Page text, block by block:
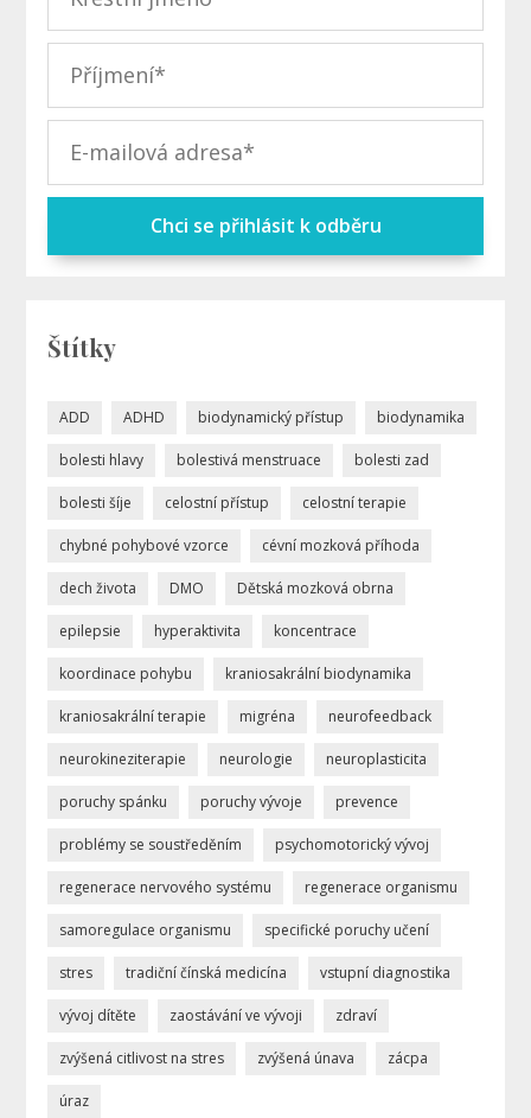
Chci se přihlásit k odběru
Štítky
ADD ADHD biodynamický přístup biodynamika
bolesti hlavy bolestivá menstruace bolesti zad
bolesti šíje celostní přístup celostní terapie
chybné pohybové vzorce cévní mozková příhoda
dech života DMO Dětská mozková obrna
epilepsie hyperaktivita koncentrace
koordinace pohybu kraniosakrální biodynamika
kraniosakrální terapie migréna neurofeedback
neurokineziterapie neurologie neuroplasticita
poruchy spánku poruchy vývoje prevence
problémy se soustředěním psychomotorický vývoj
regenerace nervového systému regenerace organismu
samoregulace organismu specifické poruchy učení
stres tradiční čínská medicína vstupní diagnostika
vývoj dítěte zaostávání ve vývoji zdraví
zvýšená citlivost na stres zvýšená únava zácpa
úraz